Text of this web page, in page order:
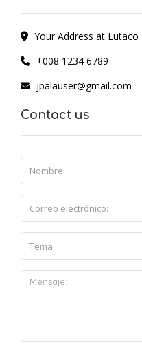
Your Address at
+008 1234 6789
jpalauser@gmail.com
Contact us